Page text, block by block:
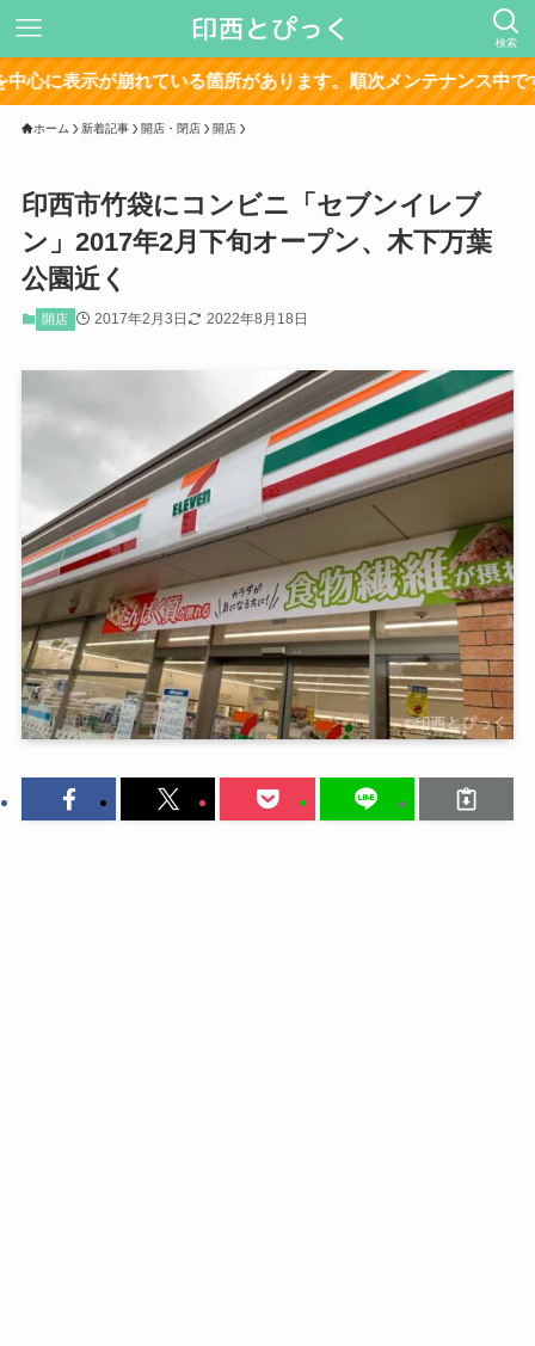
検索
が崩れている箇所があります。順次メンテナンス中です。
ホーム 新着記事 開店・閉店 開店
印西市竹袋にコンビニ「セブンイレブ
ン」2017年2月下旬オープン、木下万葉
公園近く
開店 2017年2月3日 2022年8月18日